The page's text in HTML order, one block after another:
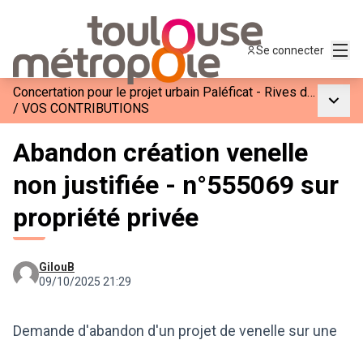
Se connecter
Concertation pour le projet urbain Paléficat - Rives de l’Hers
/ VOS CONTRIBUTIONS
Abandon création venelle
non justifiée - n°555069 sur
propriété privée
GilouB
09/10/2025 21:29
Demande d'abandon d'un projet de venelle sur une